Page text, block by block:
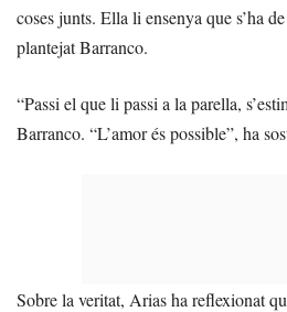
coses junts. Ella li ensenya que s’ha
plantejat Barranco.
“Passi el que li passi a la parella,
Barranco. “L’amor és possible”, ha
Sobre la veritat, Arias ha reflexionat